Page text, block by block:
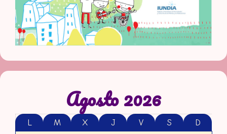
Agosto 2026
L M X J V S
D